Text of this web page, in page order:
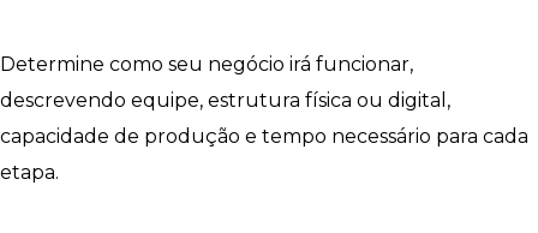
Determine como seu negócio irá funcionar,
descrevendo equipe, estrutura física ou digital,
capacidade de produção e tempo necessário para cada
etapa.